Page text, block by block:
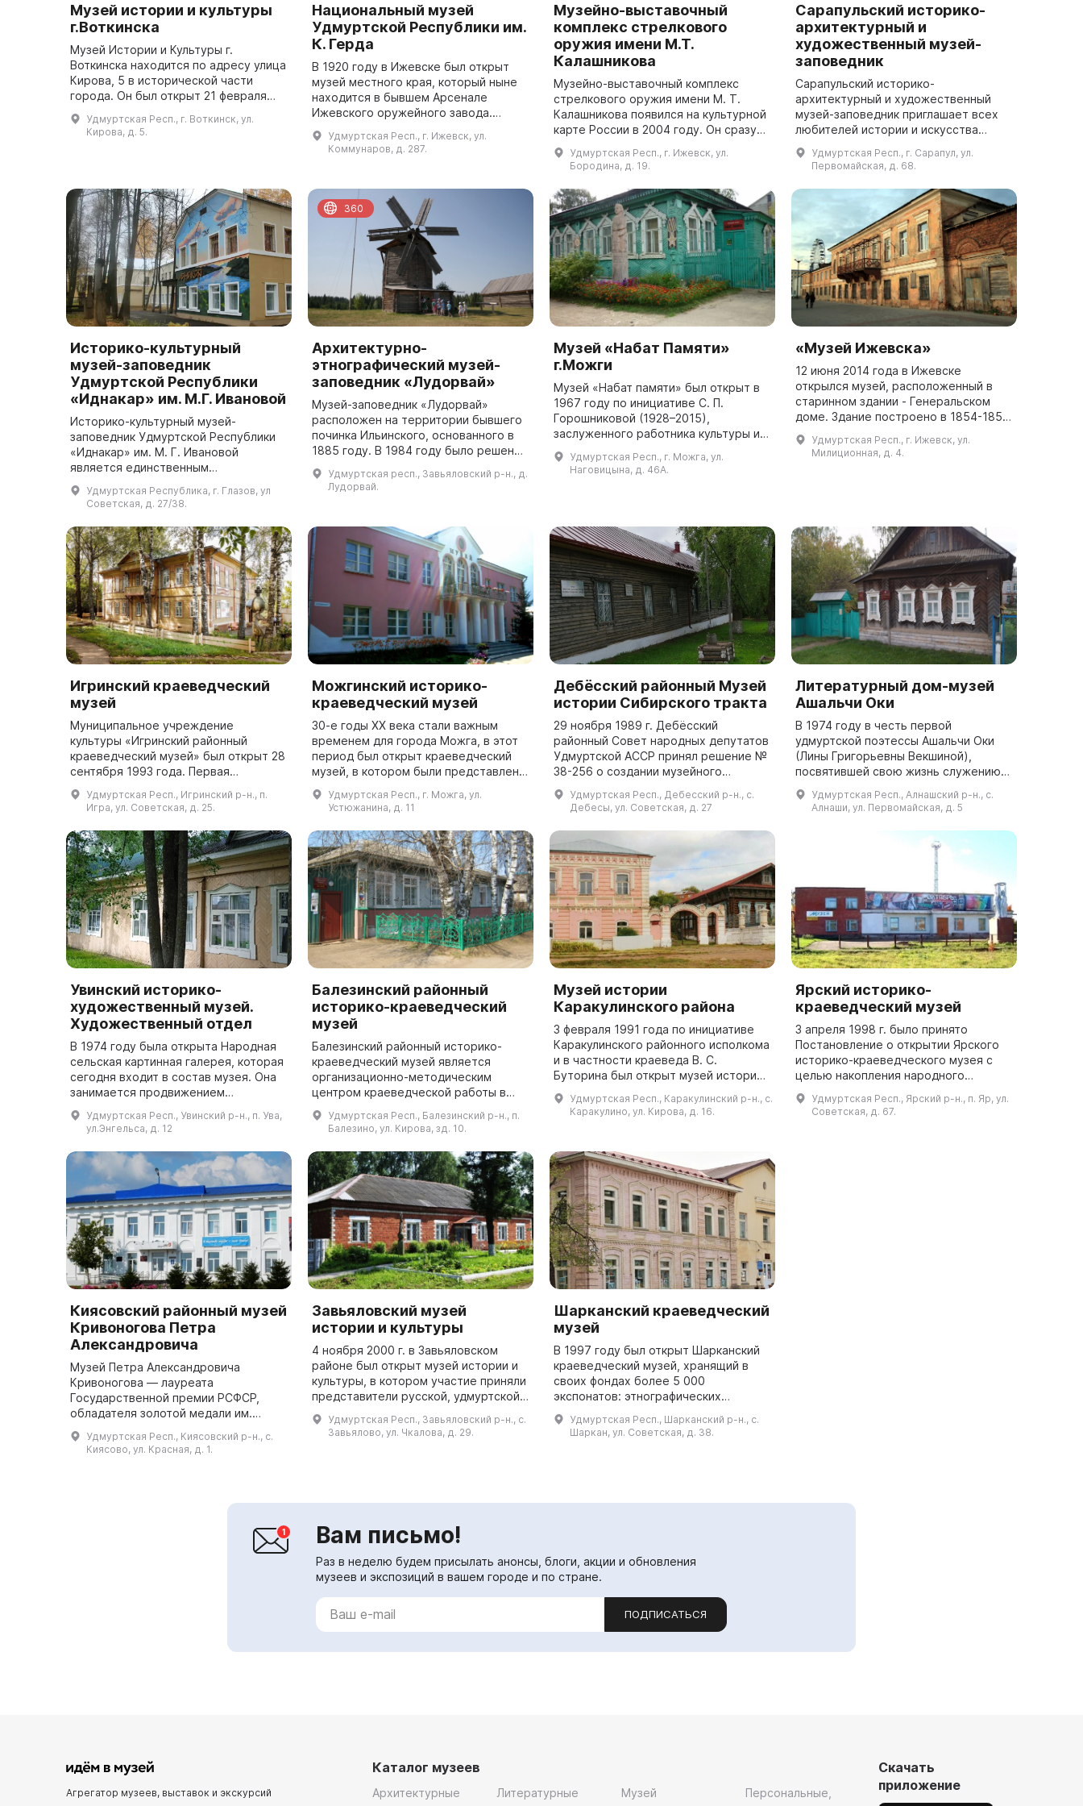
Музей истории и культуры
г.Воткинска
Музей Истории и Культуры г.
Воткинска находится по адресу улица
Кирова, 5 в исторической части
города. Он был открыт 21 февраля
1968 года, а официально стал
филиалом Республиканского
краеведческого му...
Удмуртская Респ., г. Воткинск, ул.
Кирова, д. 5.
Национальный музей
Удмуртской Республики им.
К. Герда
В 1920 году в Ижевске был открыт
музей местного края, который ныне
находится в бывшем Арсенале
Ижевского оружейного завода.
Директором музея стал А. М.
Филиппов. Фонд музея состоит из
более 200 тысяч ...
Удмуртская Респ., г. Ижевск, ул.
Коммунаров, д. 287.
Музейно-выставочный
комплекс стрелкового
оружия имени М.Т.
Калашникова
Музейно-выставочный комплекс
стрелкового оружия имени М. Т.
Калашникова появился на культурной
карте России в 2004 году. Он сразу
же стал достопримечательностью
столицы Удмуртской Республики —
города ...
Удмуртская Респ., г. Ижевск, ул.
Бородина, д. 19.
Сарапульский историко-
архитектурный и
художественный музей-
заповедник
Сарапульский историко-
архитектурный и художественный
музей-заповедник приглашает всех
любителей истории и искусства
познакомиться с богатой культурной
средой Среднего Прикамья!
Сарапульский историко-а...
Удмуртская Респ., г. Сарапул, ул.
Первомайская, д. 68.
Историко-культурный
музей-заповедник
Удмуртской Республики
«Иднакар» им. М.Г. Ивановой
Историко-культурный музей-
заповедник Удмуртской Республики
«Иднакар» им. М. Г. Ивановой
является единственным
археологическим музеем-
заповедником в Удмуртии. Основой
музея является памятник
федерально...
Удмуртская Республика, г. Глазов, ул
Советская, д. 27/38.
Архитектурно-
этнографический музей-
заповедник «Лудорвай»
Музей-заповедник «Лудорвай»
расположен на территории бывшего
починка Ильинского, основанного в
1885 году. В 1984 году было решено
открыть музей, который будет
рассказывать о традиционной
культуре, быт...
Удмуртская респ., Завьяловский р-н., д.
Лудорвай.
360
Музей «Набат Памяти»
г.Можги
Музей «Набат памяти» был открыт в
1967 году по инициативе С. П.
Горошниковой (1928–2015),
заслуженного работника культуры и
почетного гражданина города Можги.
С 1965 года она начала собирать
материалы...
Удмуртская Респ., г. Можга, ул.
Наговицына, д. 46А.
«Музей Ижевска»
12 июня 2014 года в Ижевске
открылся музей, расположенный в
старинном здании - Генеральском
доме. Здание построено в 1854-1857
годах и в XIX веке здесь жили
генералы - начальники Ижевского
завода. В н...
Удмуртская Респ., г. Ижевск, ул.
Милиционная, д. 4.
Игринский краеведческий
музей
Муниципальное учреждение
культуры «Игринский районный
краеведческий музей» был открыт 28
сентября 1993 года. Первая
экспозиция была посвящена истории
леспромхоза и людей, которые в нем
работали. Сегод...
Удмуртская Респ., Игринский р-н., п.
Игра, ул. Советская, д. 25.
Можгинский историко-
краеведческий музей
30-е годы XX века стали важным
временем для города Можга, в этот
период был открыт краеведческий
музей, в котором были представлены
разделы истории, археологии,
палеонтологии и этнографии. Заметка
Удмуртская Респ., г. Можга, ул.
Устюжанина, д. 11
Дебёсский районный Музей
истории Сибирского тракта
29 ноября 1989 г. Дебёсский
районный Совет народных депутатов
Удмуртской АССР принял решение №
38-256 о создании музейного
комплекса в селе Дебёсы. Сейчас
здесь расположен Музей истории
Сибирского тра...
Удмуртская Респ., Дебесский р-н., с.
Дебесы, ул. Советская, д. 27
Литературный дом-музей
Ашальчи Оки
В 1974 году в честь первой
удмуртской поэтессы Ашальчи Оки
(Лины Григорьевны Векшиной),
посвятившей свою жизнь служению
народу и борьбе за национальную
культуру, была открыта
мемориальная доска на дом...
Удмуртская Респ., Алнашский р-н., с.
Алнаши, ул. Первомайская, д. 5
Увинский историко-
художественный музей.
Художественный отдел
В 1974 году была открыта Народная
сельская картинная галерея, которая
сегодня входит в состав музея. Она
занимается продвижением
художественного наследия района, а
также образованием и эстетическим
во...
Удмуртская Респ., Увинский р-н., п. Ува,
ул.Энгельса, д. 12
Балезинский районный
историко-краеведческий
музей
Балезинский районный историко-
краеведческий музей является
организационно-методическим
центром краеведческой работы в
районе. Здесь работают постоянные
экспозиции, посвященные
этнографии, советскому б...
Удмуртская Респ., Балезинский р-н., п.
Балезино, ул. Кирова, зд. 10.
Музей истории
Каракулинского района
3 февраля 1991 года по инициативе
Каракулинского районного исполкома
и в частности краеведа В. С.
Буторина был открыт музей истории
Каракулинского района, являющийся
филиалом Сарапульского музея
истор...
Удмуртская Респ., Каракулинский р-н., с.
Каракулино, ул. Кирова, д. 16.
Ярский историко-
краеведческий музей
3 апреля 1998 г. было принято
Постановление о открытии Ярского
историко-краеведческого музея с
целью накопления народного
культурного потенциала и создания
условий для его развития перед
празднованием...
Удмуртская Респ., Ярский р-н., п. Яр, ул.
Советская, д. 67.
Киясовский районный музей
Кривоногова Петра
Александровича
Музей Петра Александровича
Кривоногова — лауреата
Государственной премии РСФСР,
обладателя золотой медали им.
Грекова, автора картины «Победа» и
заслуженного деятеля искусств —
единственный в России, ...
Удмуртская Респ., Киясовский р-н., с.
Киясово, ул. Красная, д. 1.
Завьяловский музей
истории и культуры
4 ноября 2000 г. в Завьяловском
районе был открыт музей истории и
культуры, в котором участие приняли
представители русской, удмуртской,
татарской и марийской культур. В нем
представлены две постоянны...
Удмуртская Респ., Завьяловский р-н., с.
Завьялово, ул. Чкалова, д. 29.
Шарканский краеведческий
музей
В 1997 году был открыт Шарканский
краеведческий музей, хранящий в
своих фондах более 5 000
экспонатов: этнографических
предметов, живописи, графики, фото,
документов. Они поступают в музей
во время эт...
Удмуртская Респ., Шарканский р-н., с.
Шаркан, ул. Советская, д. 38.
Вам письмо!
Раз в неделю будем присылать анонсы, блоги, акции и обновления
музеев и экспозиций в вашем городе и по стране.
ПОДПИСАТЬСЯ
Агрегатор музеев, выставок и экскурсий
Каталог музеев
Архитектурные Литературные
Музей
Персональные,
Скачать
приложение